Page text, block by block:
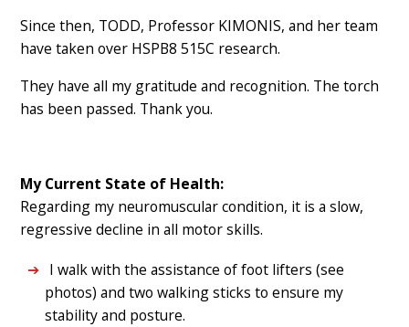
Since then, TODD, Professor KIMONIS, and her team
have taken over HSPB8 515C research.
They have all my gratitude and recognition. The torch
has been passed. Thank you.
My Current State of Health:
Regarding my neuromuscular condition, it is a slow,
regressive decline in all motor skills.
I walk with the assistance of foot lifters (see
photos) and two walking sticks to ensure my
stability and posture.